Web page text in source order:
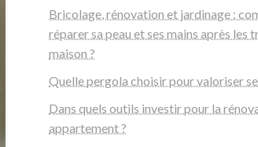
Bricolage, rénovation et jardinage :
réparer sa peau et ses mains après les
maison ?
Quelle pergola choisir pour valoriser
Dans quels outils investir pour la
appartement ?